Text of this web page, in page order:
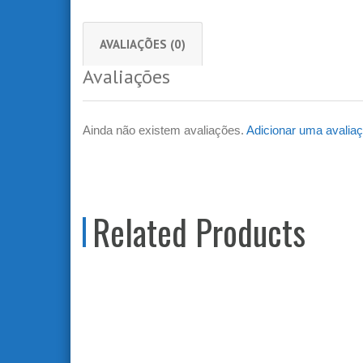
AVALIAÇÕES (0)
Avaliações
Ainda não existem avaliações. Adicionar uma
Related Products